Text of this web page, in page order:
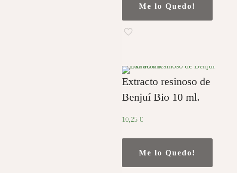
Me lo Quedo!
Extracto resinoso de
Benjuí Bio 10 ml.
10,25 €
Me lo Quedo!